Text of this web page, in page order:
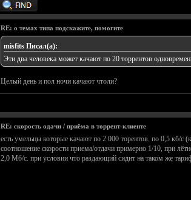
RE: о темах типа подскажите, помогите
misfits Писал(а):
Эти два человека может качают по 20 торрентов
Целый день и пол ночи качают чтоли?
RE: скорость одачи / приёма в торрент-клиенте
есть умельцы которые качают по 2 000 торентов. по 0,5 кб/с
соотношение скорости приема/отдачи примерно 1/10, при
2,0 Мб/с. при условии что раздающий сидит на таком же